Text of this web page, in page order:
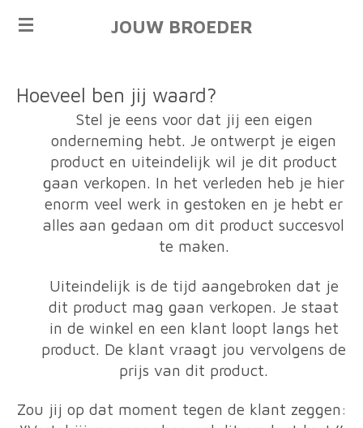
Ga
hoofdinhoud
JOUW BROEDER
Hoeveel ben jij waard?
Stel je eens voor dat jij een eigen
onderneming hebt. Je ontwerpt je eigen
product en uiteindelijk wil je dit product
gaan verkopen. In het verleden heb je hier
enorm veel werk in gestoken en je hebt er
alles aan gedaan om dit product succesvol
te maken.
Uiteindelijk is de tijd aangebroken dat je
dit product mag gaan verkopen. Je staat
in de winkel en een klant loopt langs het
product. De klant vraagt jou vervolgens de
prijs van dit product.
Zou jij op dat moment tegen de klant zeggen: